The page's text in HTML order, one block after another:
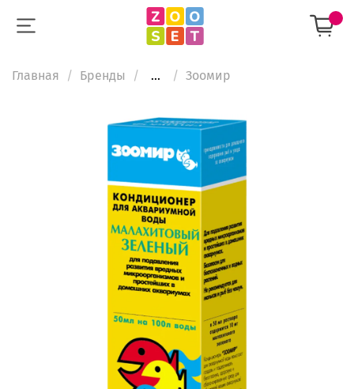
Главная Бренды ... Зooмир